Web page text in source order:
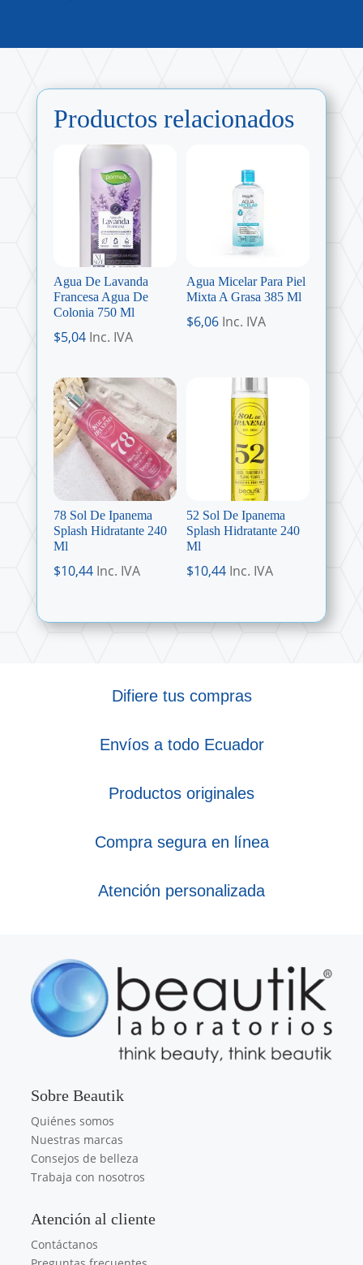
Productos relacionados
Agua De Lavanda
Francesa Agua De
Colonia 750 Ml
$5,04 Inc. IVA
Agua Micelar Para Piel
Mixta A Grasa 385 Ml
$6,06 Inc. IVA
78 Sol De Ipanema
Splash Hidratante 240
Ml
$10,44 Inc. IVA
52 Sol De Ipanema
Splash Hidratante 240
Ml
$10,44 Inc. IVA
Difiere tus compras
Envíos a todo Ecuador
Productos originales
Compra segura en línea
Atención personalizada
Sobre Beautik
Quiénes somos
Nuestras marcas
Consejos de belleza
Trabaja con nosotros
Atención al cliente
Contáctanos